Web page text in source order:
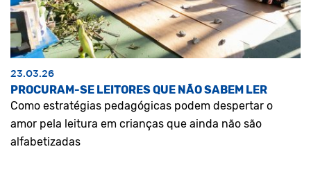
23.03.26
PROCURAM-SE LEITORES QUE NÃO SABEM LER
Como estratégias pedagógicas podem despertar o
amor pela leitura em crianças que ainda não são
alfabetizadas